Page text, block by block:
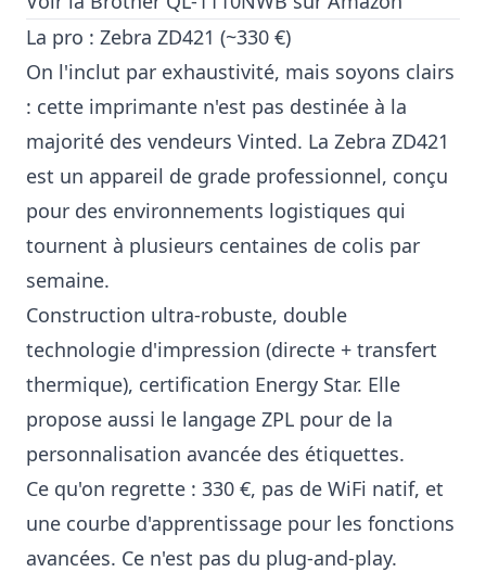
La pro : Zebra ZD421 (~330 €)
On l'inclut par exhaustivité, mais soyons clairs
: cette imprimante n'est pas destinée à la
majorité des vendeurs Vinted. La Zebra ZD421
est un appareil de grade professionnel, conçu
pour des environnements logistiques qui
tournent à plusieurs centaines de colis par
semaine.
Construction ultra-robuste, double
technologie d'impression (directe + transfert
thermique), certification Energy Star. Elle
propose aussi le langage ZPL pour de la
personnalisation avancée des étiquettes.
Ce qu'on regrette : 330 €, pas de WiFi natif, et
une courbe d'apprentissage pour les fonctions
avancées. Ce n'est pas du plug-and-play.